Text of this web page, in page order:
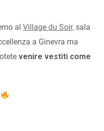
al Village du Soir, sala
a Ginevra ma
venire vestiti come